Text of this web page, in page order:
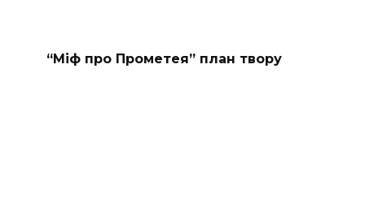
“Міф про Прометея” план твору